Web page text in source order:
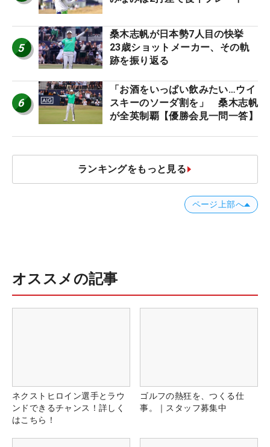
5
桑木志帆が日本勢7人目の快挙
23歳ショットメーカー、その軌
跡を振り返る
6
「お酒をいっぱい飲みたい…ウイ
スキーのソーダ割を」 桑木志帆
が全英制覇【優勝会見一問一答】
ランキングをもっと見る
ページ上部へ
オススメの記事
ネクストヒロイン選手とラウ
ンドできるチャンス！詳しく
はこちら！
ゴルフの熱狂を、つくる仕
事。｜スタッフ募集中